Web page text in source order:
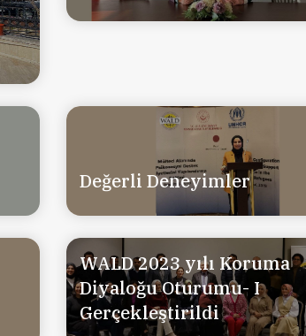
Değerli Deneyimler
WALD 2023 yılı Koruma
Diyaloğu Oturumu- I
Gerçekleştirildi